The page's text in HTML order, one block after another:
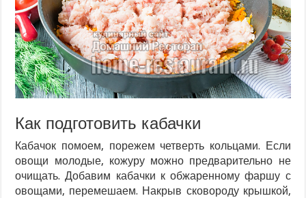
Как подготовить кабачки
Кабачок помоем, порежем четверть кольцами. Если
овощи молодые, кожуру можно предварительно не
очищать. Добавим кабачки к обжаренному фаршу с
овощами, перемешаем. Накрыв сковороду крышкой,